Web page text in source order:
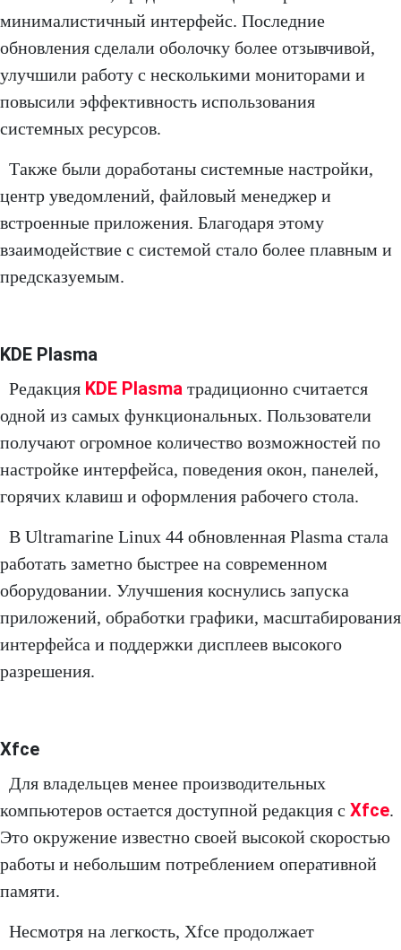
минималистичный интерфейс. Последние
обновления сделали оболочку более отзывчивой,
улучшили работу с несколькими мониторами и
повысили эффективность использования
системных ресурсов.
Также были доработаны системные настройки,
центр уведомлений, файловый менеджер и
встроенные приложения. Благодаря этому
взаимодействие с системой стало более плавным и
предсказуемым.
KDE Plasma
Редакция KDE Plasma традиционно считается
одной из самых функциональных. Пользователи
получают огромное количество возможностей по
настройке интерфейса, поведения окон, панелей,
горячих клавиш и оформления рабочего стола.
В Ultramarine Linux 44 обновленная Plasma стала
работать заметно быстрее на современном
оборудовании. Улучшения коснулись запуска
приложений, обработки графики, масштабирования
интерфейса и поддержки дисплеев высокого
разрешения.
Xfce
Для владельцев менее производительных
компьютеров остается доступной редакция с Xfce.
Это окружение известно своей высокой скоростью
работы и небольшим потреблением оперативной
памяти.
Несмотря на легкость, Xfce продолжает